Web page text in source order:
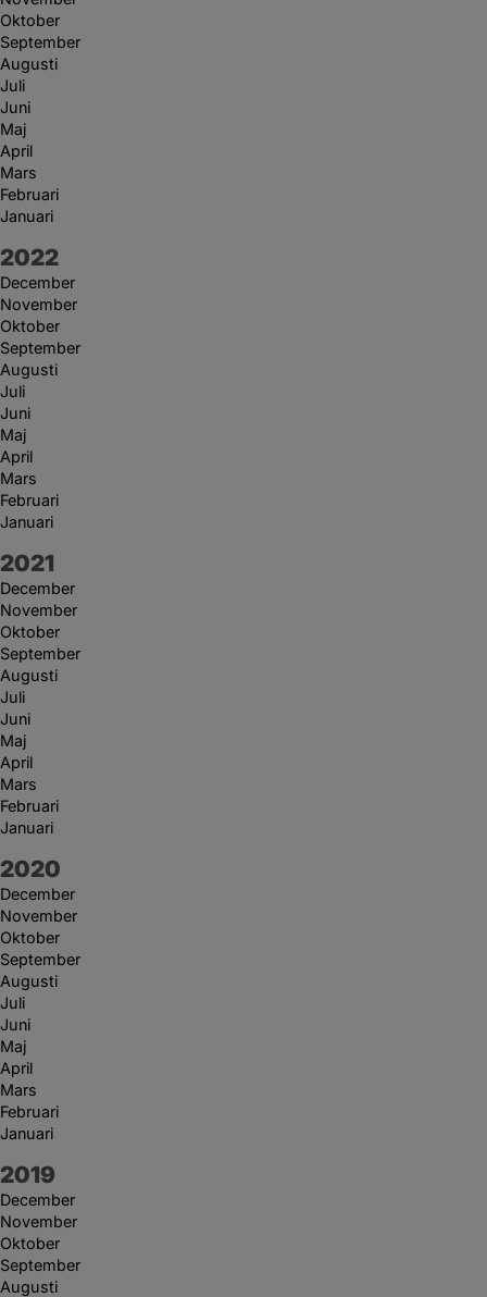
Oktober
September
Augusti
Juli
Juni
Maj
April
Mars
Februari
Januari
År:
2022
December
November
Oktober
September
Augusti
Juli
Juni
Maj
April
Mars
Februari
Januari
År:
2021
December
November
Oktober
September
Augusti
Juli
Juni
Maj
April
Mars
Februari
Januari
År:
2020
December
November
Oktober
September
Augusti
Juli
Juni
Maj
April
Mars
Februari
Januari
År:
2019
December
November
Oktober
September
Augusti